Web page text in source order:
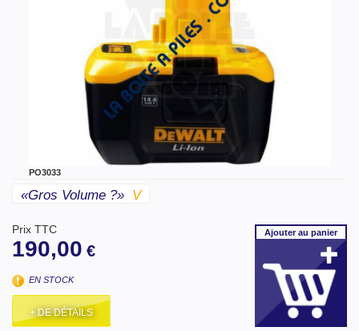
PO3033
«gros Volume ?» V
Prix TTC
190,00 €
EN STOCK
+ DE DÉTAILS
Ajouterau panier